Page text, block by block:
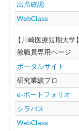
出席確認
WebClass
【川崎医療短期大学】
教職員専用ページ
ポータルサイト
研究業績プロ
e-ポートフォリオ
シラバス
WebClass